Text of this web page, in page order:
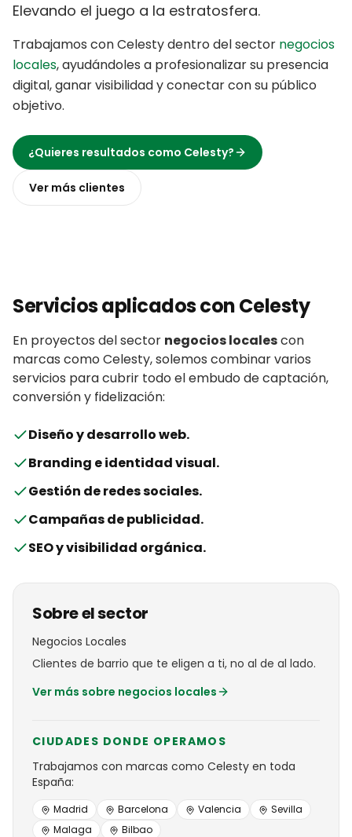
Elevando el juego a la estratosfera.
Trabajamos conCelestydentro del sector negocios
locales,ayudándoles a profesionalizar su presencia
digital, ganar visibilidad y conectar con su público
objetivo.
¿Quieres resultados como Celesty?
Ver más clientes
Servicios aplicados conCelesty
En proyectos del sector negocios localescon
marcas como Celesty, solemos combinar varios
servicios para cubrir todo el embudo de captación,
conversión y fidelización:
Diseño y desarrollo web.
Branding e identidad visual.
Gestión de redes sociales.
Campañas de publicidad.
SEO y visibilidad orgánica.
Sobre el sector
Negocios Locales
Clientes de barrio que te eligen a ti, no al de al lado.
Ver más sobre negocios locales
CIUDADES DONDE OPERAMOS
Trabajamos con marcas como Celesty en toda
España:
Madrid Barcelona Valencia
Sevilla
Malaga
Bilbao